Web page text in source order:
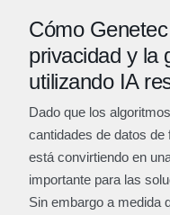
Cómo
privacidad y la
utilizando IA
Dado que los
cantidades de datos
está convirtiendo en
importante para las
Sin embargo a medida